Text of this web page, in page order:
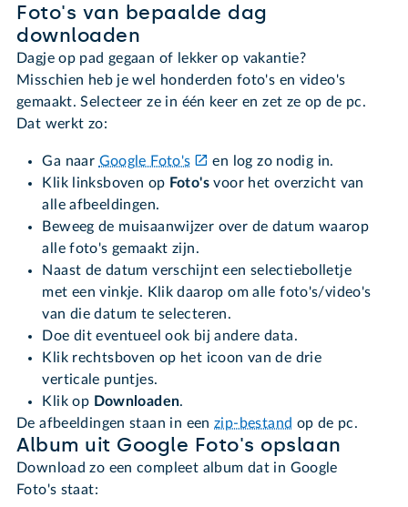
Foto's van bepaalde dag
downloaden
Dagje op pad gegaan of lekker op vakantie?
Misschien heb je wel honderden foto's en video's
gemaakt. Selecteer ze in één keer en zet ze op de pc.
Dat werkt zo:
Ga naar Google Foto's
en log zo nodig in.
Klik linksboven op Foto's voor het overzicht van
alle afbeeldingen.
Beweeg de muisaanwijzer over de datum waarop
alle foto's gemaakt zijn.
Naast de datum verschijnt een selectiebolletje
met een vinkje. Klik daarop om alle foto's/video's
van die datum te selecteren.
Doe dit eventueel ook bij andere data.
Klik rechtsboven op het icoon van de drie
verticale puntjes.
Klik op Downloaden.
De afbeeldingen staan in eenzip-bestand op de pc.
Album uit Google Foto's opslaan
Download zo een compleet album dat in Google
Foto's staat: